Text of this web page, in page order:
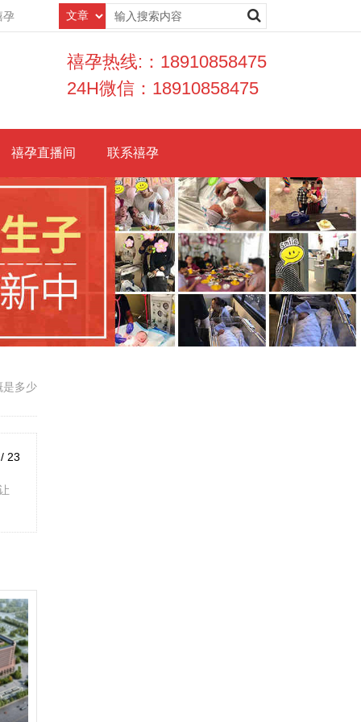
孕
禧孕热线:：18910858475
24H微信：18910858475
禧孕直播间 联系禧孕
是多少
23